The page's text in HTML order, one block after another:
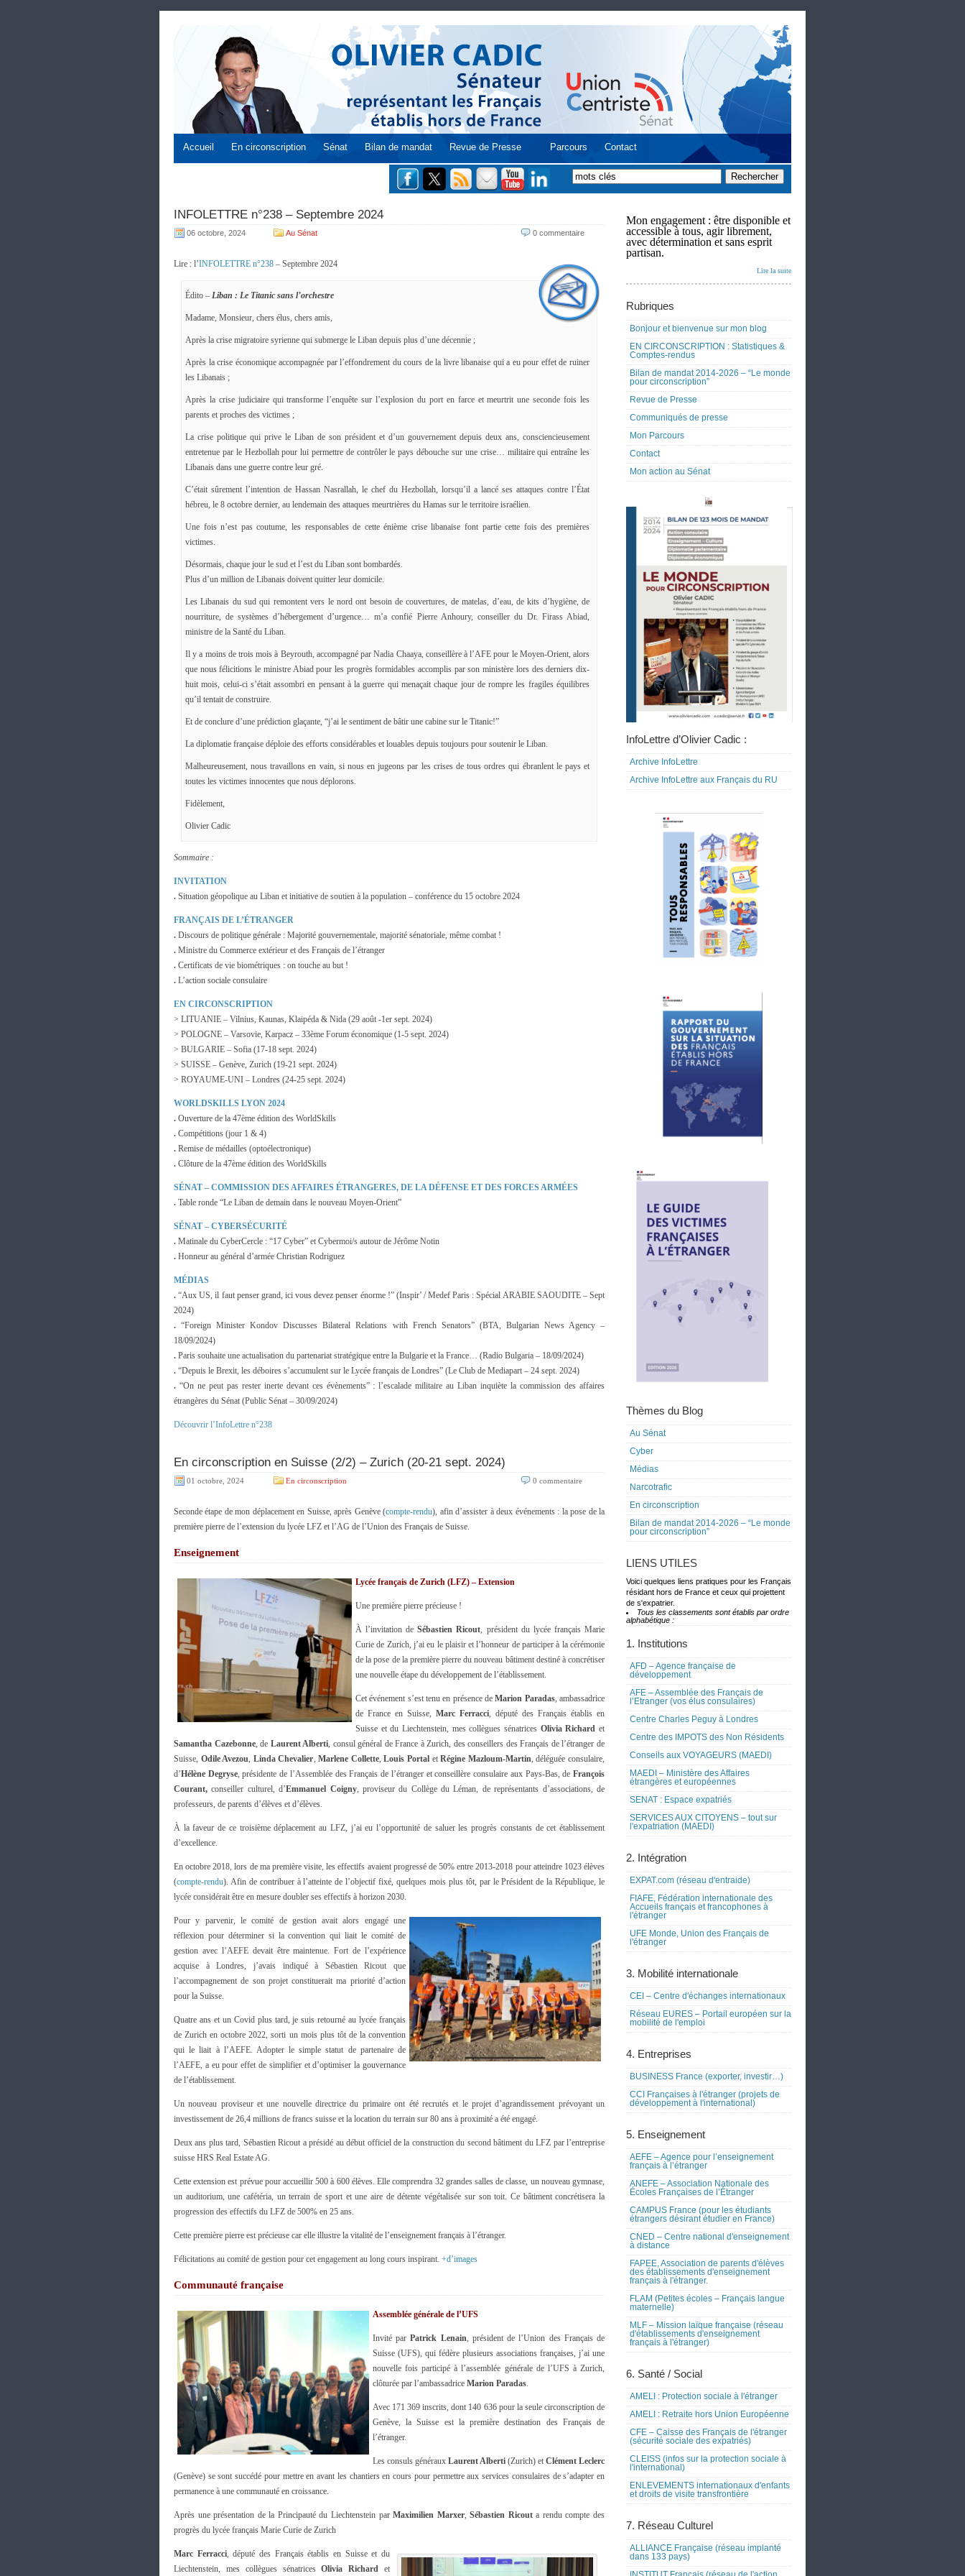
Accueil En circonscription Sénat Bilan de mandat Revue de Presse Parcours Contact
INFOLETTRE n°238 – Septembre 2024
06 octobre, 2024 Au Sénat 0 commentaire
Lire : l’INFOLETTRE n°238 – Septembre 2024
Édito – Liban : Le Titanic sans l’orchestre
Madame, Monsieur, chers élus, chers amis,
Après la crise migratoire syrienne qui submerge le Liban depuis plus d’une décennie ;
Après la crise économique accompagnée par l’effondrement du cours de la livre libanaise qui a eu pour effet de ruiner
les Libanais ;
Après la crise judiciaire qui transforme l’enquête sur l’explosion du port en farce et meurtrit une seconde fois les
parents et proches des victimes ;
La crise politique qui prive le Liban de son président et d’un gouvernement depuis deux ans, consciencieusement
entretenue par le Hezbollah pour lui permettre de contrôler le pays débouche sur une crise… militaire qui entraîne les
Libanais dans une guerre contre leur gré.
C’était sûrement l’intention de Hassan Nasrallah, le chef du Hezbollah, lorsqu’il a lancé ses attaques contre l’État
hébreu, le 8 octobre dernier, au lendemain des attaques meurtrières du Hamas sur le territoire israélien.
Une fois n’est pas coutume, les responsables de cette énième crise libanaise font partie cette fois des premières
victimes.
Désormais, chaque jour le sud et l’est du Liban sont bombardés.
Plus d’un million de Libanais doivent quitter leur domicile.
Les Libanais du sud qui remontent vers le nord ont besoin de couvertures, de matelas, d’eau, de kits d’hygiène, de
nourriture, de systèmes d’hébergement d’urgence… m’a confié Pierre Anhoury, conseiller du Dr. Firass Abiad,
ministre de la Santé du Liban.
Il y a moins de trois mois à Beyrouth, accompagné par Nadia Chaaya, conseillère à l’AFE pour le Moyen-Orient, alors
que nous félicitions le ministre Abiad pour les progrès formidables accomplis par son ministère lors des derniers dix-
huit mois, celui-ci s’était assombri en pensant à la guerre qui menaçait chaque jour de rompre les fragiles équilibres
qu’il tentait de construire.
Et de conclure d’une prédiction glaçante, “j’ai le sentiment de bâtir une cabine sur le Titanic!”
La diplomatie française déploie des efforts considérables et louables depuis toujours pour soutenir le Liban.
Malheureusement, nous travaillons en vain, si nous en jugeons par les crises de tous ordres qui ébranlent le pays et
toutes les victimes innocentes que nous déplorons.
Fidèlement,
Olivier Cadic
Sommaire :
INVITATION
. Situation géopolique au Liban et initiative de soutien à la population – conférence du 15 octobre 2024
FRANÇAIS DE L’ÉTRANGER
. Discours de politique générale : Majorité gouvernementale, majorité sénatoriale, même combat !
. Ministre du Commerce extérieur et des Français de l’étranger
. Certificats de vie biométriques : on touche au but !
. L’action sociale consulaire
EN CIRCONSCRIPTION
> LITUANIE – Vilnius, Kaunas, Klaipéda & Nida (29 août -1er sept. 2024)
> POLOGNE – Varsovie, Karpacz – 33ème Forum économique (1-5 sept. 2024)
> BULGARIE – Sofia (17-18 sept. 2024)
> SUISSE – Genève, Zurich (19-21 sept. 2024)
> ROYAUME-UNI – Londres (24-25 sept. 2024)
WORLDSKILLS LYON 2024
. Ouverture de la 47ème édition des WorldSkills
. Compétitions (jour 1 & 4)
. Remise de médailles (optoélectronique)
. Clôture de la 47ème édition des WorldSkills
SÉNAT – COMMISSION DES AFFAIRES ÉTRANGERES, DE LA DÉFENSE ET DES FORCES ARMÉES
. Table ronde “Le Liban de demain dans le nouveau Moyen-Orient”
SÉNAT – CYBERSÉCURITÉ
. Matinale du CyberCercle : “17 Cyber” et Cybermoi/s autour de Jérôme Notin
. Honneur au général d’armée Christian Rodriguez
MÉDIAS
. “Aux US, il faut penser grand, ici vous devez penser énorme !” (Inspir’ / Medef Paris : Spécial ARABIE SAOUDITE – Sept
2024)
. “Foreign Minister Kondov Discusses Bilateral Relations with French Senators” (BTA, Bulgarian News Agency –
18/09/2024)
. Paris souhaite une actualisation du partenariat stratégique entre la Bulgarie et la France… (Radio Bulgaria – 18/09/2024)
. “Depuis le Brexit, les déboires s’accumulent sur le Lycée français de Londres” (Le Club de Mediapart – 24 sept. 2024)
. “On ne peut pas rester inerte devant ces évènements” : l’escalade militaire au Liban inquiète la commission des affaires
étrangères du Sénat (Public Sénat – 30/09/2024)
Découvrir l’InfoLettre n°238
En circonscription en Suisse (2/2) – Zurich (20-21 sept. 2024)
01 octobre, 2024 En circonscription 0 commentaire
Seconde étape de mon déplacement en Suisse, après Genève (compte-rendu), afin d’assister à deux événements : la pose de la
première pierre de l’extension du lycée LFZ et l’AG de l’Union des Français de Suisse.
Enseignement
Lycée français de Zurich (LFZ) – Extension
Une première pierre précieuse !
À l’invitation deSébastien Ricout, président du lycée français Marie
Curie de Zurich, j’ai eu le plaisir et l’honneur de participer à la cérémonie
de la pose de la première pierre du nouveau bâtiment destiné à concrétiser
une nouvelle étape du développement de l’établissement.
Cet événement s’est tenu en présence deMarion Paradas, ambassadrice
de France en Suisse, Marc Ferracci, député des Français établis en
Suisse et du Liechtenstein, mes collègues sénatrices Olivia Richard et
Samantha Cazebonne, de Laurent Alberti, consul général de France à Zurich, des conseillers des Français de l’étranger de
Suisse, Odile Avezou, Linda Chevalier,Marlene Collette,Louis Portal etRégine Mazloum-Martin, déléguée consulaire,
d’Hélène Degryse, présidente de l’Assemblée des Français de l’étranger et conseillère consulaire aux Pays-Bas, deFrançois
Courant, conseiller culturel, d’Emmanuel Coigny, proviseur du Collège du Léman, de représentants d’associations, de
professeurs, de parents d’élèves et d’élèves.
À la faveur de ce troisième déplacement au LFZ, j’ai eu l’opportunité de saluer les progrès constants de cet établissement
d’excellence.
En octobre 2018, lors de ma première visite, les effectifs avaient progressé de 50% entre 2013-2018 pour atteindre 1023 élèves
(compte-rendu). Afin de contribuer à l’atteinte de l’objectif fixé, quelques mois plus tôt, par le Président de la République, le
lycée considérait être en mesure doubler ses effectifs à horizon 2030.
Pour y parvenir, le comité de gestion avait alors engagé une
réflexion pour déterminer si la convention qui liait le comité de
gestion avec l’AEFE devait être maintenue. Fort de l’expérience
acquise à Londres, j’avais indiqué à Sébastien Ricout que
l’accompagnement de son projet constituerait ma priorité d’action
pour la Suisse.
Quatre ans et un Covid plus tard, je suis retourné au lycée français
de Zurich en octobre 2022, sorti un mois plus tôt de la convention
qui le liait à l’AEFE. Adopter le simple statut de partenaire de
l’AEFE, a eu pour effet de simplifier et d’optimiser la gouvernance
de l’établissement.
Un nouveau proviseur et une nouvelle directrice du primaire ont été recrutés et le projet d’agrandissement prévoyant un
investissement de 26,4 millions de francs suisse et la location du terrain sur 80 ans à proximité a été engagé.
Deux ans plus tard, Sébastien Ricout a présidé au début officiel de la construction du second bâtiment du LFZ par l’entreprise
suisse HRS Real Estate AG.
Cette extension est prévue pour accueillir 500 à 600 élèves. Elle comprendra 32 grandes salles de classe, un nouveau gymnase,
un auditorium, une cafétéria, un terrain de sport et une aire de détente végétalisée sur son toit. Ce bâtiment concrétisera la
progression des effectifs du LFZ de 500% en 25 ans.
Cette première pierre est précieuse car elle illustre la vitalité de l’enseignement français à l’étranger.
Félicitations au comité de gestion pour cet engagement au long cours inspirant. +d’images
Communauté française
Assemblée générale de l’UFS
Invité parPatrick Lenain, président de l’Union des Français de
Suisse (UFS), qui fédère plusieurs associations françaises, j’ai une
nouvelle fois participé à l’assemblée générale de l’UFS à Zurich,
clôturée par l’ambassadrice Marion Paradas.
Avec 171 369 inscrits, dont 140 636 pour la seule circonscription de
Genève, la Suisse est la première destination des Français de
l’étranger.
Les consuls généraux Laurent Alberti (Zurich) et Clément Leclerc
(Genève) se sont succédé pour mettre en avant les chantiers en cours pour permettre aux services consulaires de s’adapter en
permanence à une communauté en croissance.
Après une présentation de la Principauté du Liechtenstein parMaximilien Marxer,Sébastien Ricouta rendu compte des
progrès du lycée français Marie Curie de Zurich
Marc Ferracci, député des Français établis en Suisse et du
Liechtenstein, mes collègues sénatricesOlivia Richard et
Mon engagement : être disponible et
accessible à tous, agir librement,
avec détermination et sans esprit
partisan.
Lire la suite
Rubriques
Bonjour et bienvenue sur mon blog
EN CIRCONSCRIPTION : Statistiques &
Comptes-rendus
Bilan de mandat 2014-2026 – “Le monde
pour circonscription”
Revue de Presse
Communiqués de presse
Mon Parcours
Contact
Mon action au Sénat
InfoLettre d’Olivier Cadic :
Archive InfoLettre
Archive InfoLettre aux Français du RU
Thèmes du Blog
Au Sénat
Cyber
Médias
Narcotrafic
En circonscription
Bilan de mandat 2014-2026 – “Le monde
pour circonscription”
LIENS UTILES
Voici quelques liens pratiques pour les Français
résidant hors de France et ceux qui projettent
de s'expatrier.
Tous les classements sont établis par ordre
alphabétique :
1. Institutions
AFD – Agence française de
développement
AFE – Assemblée des Français de
l’Etranger (vos élus consulaires)
Centre Charles Peguy à Londres
Centre des IMPOTS des Non Résidents
Conseils aux VOYAGEURS (MAEDI)
MAEDI – Ministère des Affaires
étrangères et européennes
SENAT : Espace expatriés
SERVICES AUX CITOYENS – tout sur
l'expatriation (MAEDI)
2. Intégration
EXPAT.com (réseau d'entraide)
FIAFE, Fédération internationale des
Accueils français et francophones à
l'étranger
UFE Monde, Union des Français de
l'étranger
3. Mobilité internationale
CEI – Centre d'échanges internationaux
Réseau EURES – Portail européen sur la
mobilité de l'emploi
4. Entreprises
BUSINESS France (exporter, investir…)
CCI Françaises à l'étranger (projets de
développement à l'international)
5. Enseignement
AEFE – Agence pour l’enseignement
français à l’étranger
ANEFE – Association Nationale des
Écoles Françaises de l’Étranger
CAMPUS France (pour les étudiants
étrangers désirant étudier en France)
CNED – Centre national d'enseignement
à distance
FAPEE, Association de parents d'élèves
des établissements d'enseignement
français à l'étranger.
FLAM (Petites écoles – Français langue
maternelle)
MLF – Mission laïque française (réseau
d'établissements d'enseignement
français à l'étranger)
6. Santé / Social
AMELI : Protection sociale à l'étranger
AMELI : Retraite hors Union Européenne
CFE – Caisse des Français de l'étranger
(sécurité sociale des expatriés)
CLEISS (infos sur la protection sociale à
l'international)
ENLEVEMENTS internationaux d'enfants
et droits de visite transfrontière
7. Réseau Culturel
ALLIANCE Française (réseau implanté
dans 133 pays)